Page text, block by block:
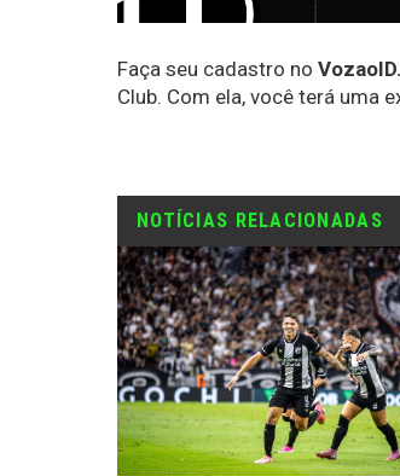
Faça seu cadastro no
Club. Com ela, você terá uma
NOTÍCIAS RELACIONADAS